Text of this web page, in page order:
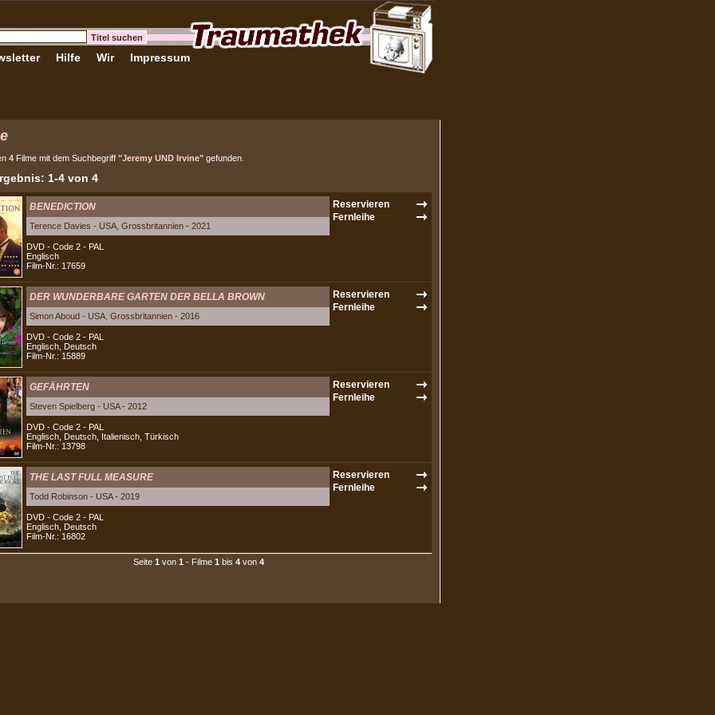
Hilfe Wir Impressum
4 Filme mit dem Suchbegriff "Jeremy UND Irvine" gefunden.
1-4 von 4
BENEDICTION
Terence Davies - USA, Grossbritannien - 2021
DVD - Code 2 - PAL
Englisch
Film-Nr.: 17659
DER WUNDERBARE GARTEN DER BELLA BROWN
Simon Aboud - USA, Grossbritannien - 2016
DVD - Code 2 - PAL
Englisch, Deutsch
Film-Nr.: 15889
GEFÄHRTEN
Steven Spielberg - USA - 2012
DVD - Code 2 - PAL
Englisch, Deutsch, Italienisch, Türkisch
Film-Nr.: 13798
THE LAST FULL MEASURE
Todd Robinson - USA - 2019
DVD - Code 2 - PAL
Englisch, Deutsch
Film-Nr.: 16802
Seite 1 von 1 - Filme 1 bis 4von 4